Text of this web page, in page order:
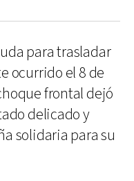
para trasladar
ocurrido el 8 de
frontal dejó
delicado y
solidaria para su